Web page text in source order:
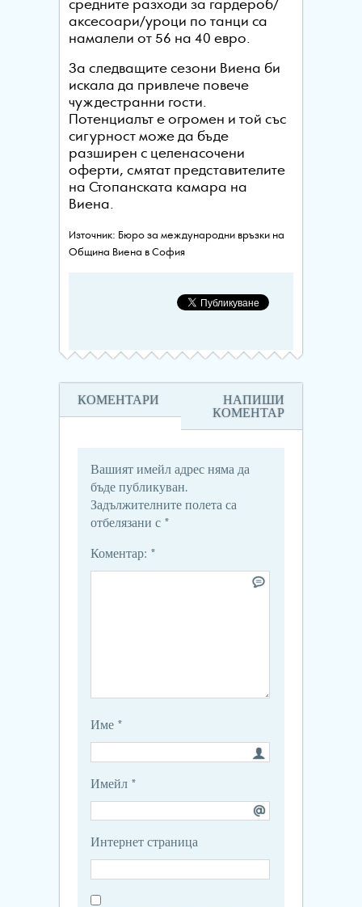
средните разходи за гардероб/
аксесоари/уроци по танци са
намалели от 56 на 40 евро.
За следващите сезони Виена би
искала да привлече повече
чуждестранни гости.
Потенциалът е огромен и той със
сигурност може да бъде
разширен с целенасочени
оферти, смятат представителите
на Стопанската камара на
Виена.
Източник: Бюро за международни връзки на
Община Виена в София
КОМЕНТАРИ
НАПИШИ
КОМЕНТАР
Вашият имейл адрес няма да
бъде публикуван.
Задължителните полета са
отбелязани с *
Коментар: *
Име *
Имейл *
Интернет страница